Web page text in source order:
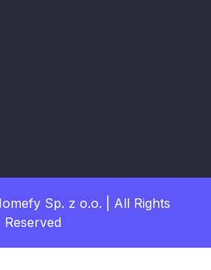
Sp. z o.o. | All Rights
Reserved